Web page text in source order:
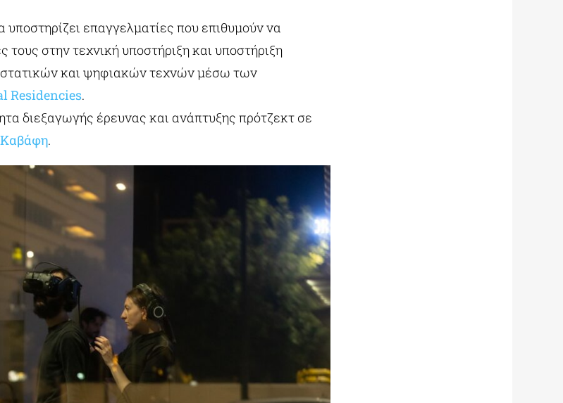
υποστηρίζει επαγγελματίες που επιθυμούν να
τους στην τεχνική υποστήριξη και υποστήριξη
και ψηφιακών τεχνών μέσω των
Residencies.
διεξαγωγής έρευνας και ανάπτυξης πρότζεκτ σε
.